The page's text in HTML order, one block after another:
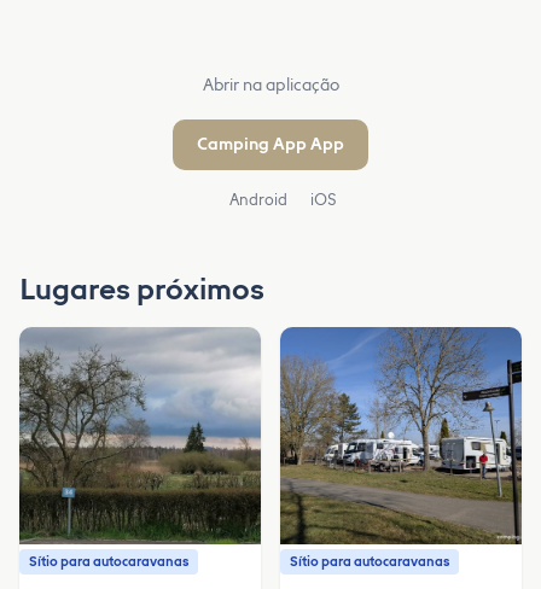
Abrir na aplicação
Camping App App
Android iOS
Lugares próximos
Sítio para autocaravanas Sítio para autocaravanas